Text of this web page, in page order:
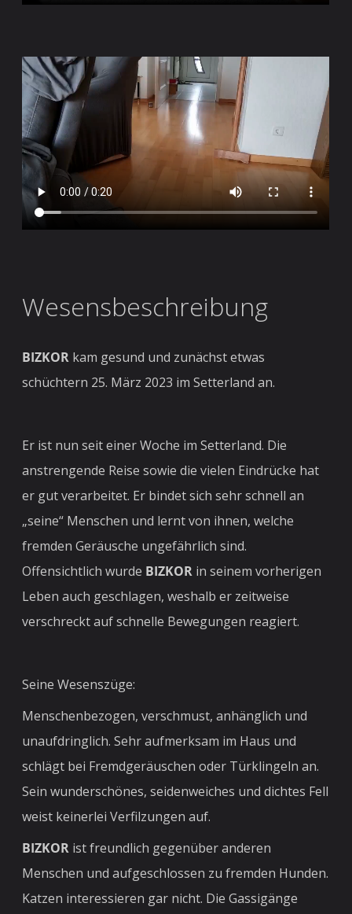
Wesensbeschreibung
BIZKOR kam gesund und zunächst etwas
schüchtern 25. März 2023 im Setterland an.
Er ist nun seit einer Woche im Setterland. Die
anstrengende Reise sowie die vielen Eindrücke hat
er gut verarbeitet. Er bindet sich sehr schnell an
„seine“ Menschen und lernt von ihnen, welche
fremden Geräusche ungefährlich sind.
Offensichtlich wurde BIZKOR in seinem vorherigen
Leben auch geschlagen, weshalb er zeitweise
verschreckt auf schnelle Bewegungen reagiert.
Seine Wesenszüge:
Menschenbezogen, verschmust, anhänglich und
unaufdringlich. Sehr aufmerksam im Haus und
schlägt bei Fremdgeräuschen oder Türklingeln an.
Sein wunderschönes, seidenweiches und dichtes Fell
weist keinerlei Verfilzungen auf.
BIZKOR ist freundlich gegenüber anderen
Menschen und aufgeschlossen zu fremden Hunden.
Katzen interessieren gar nicht. Die Gassigänge